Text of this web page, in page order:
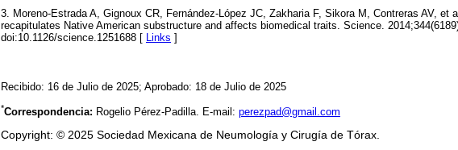
3. Moreno-Estrada A, Gignoux CR, Fernández-López JC, Zakharia F, Sikora M, Contreras AV, et
recapitulates Native American substructure and affects biomedical traits. Science.
doi:10.1126/science.1251688 [ Links ]
Recibido: 16 de Julio de 2025; Aprobado: 18 de Julio de 2025
*Correspondencia: Rogelio Pérez-Padilla. E-mail: perezpad@gmail.com
Copyright: © 2025 Sociedad Mexicana de Neumología y Cirugía de Tórax.